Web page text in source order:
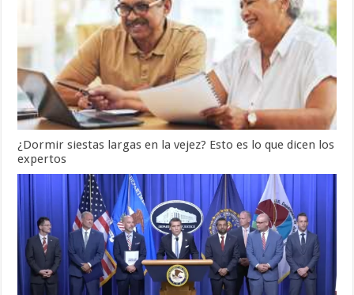
¿Dormir siestas largas en la vejez? Esto es lo que dicen los
expertos